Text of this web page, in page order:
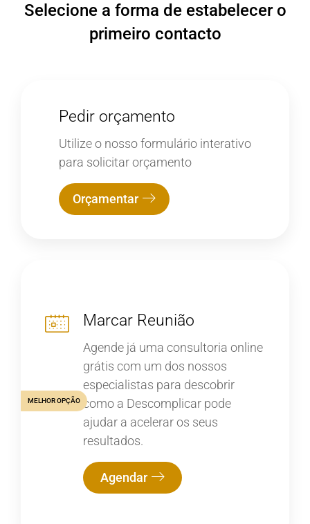
Selecione a forma de estabelecer o
primeiro contacto
Pedir orçamento
Utilize o nosso formulário interativo
para solicitar orçamento
Orçamentar
Marcar Reunião
Agende já uma consultoria online
grátis com um dos nossos
especialistas para descobrir
como a Descomplicar pode
ajudar a acelerar os seus
resultados.
Agendar
MELHOR OPÇÃO